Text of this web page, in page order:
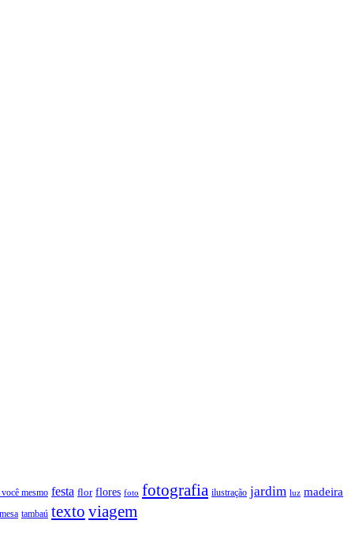
você mesmo festa flor flores foto fotografia ilustração jardim luz madeira
tambaú texto viagem